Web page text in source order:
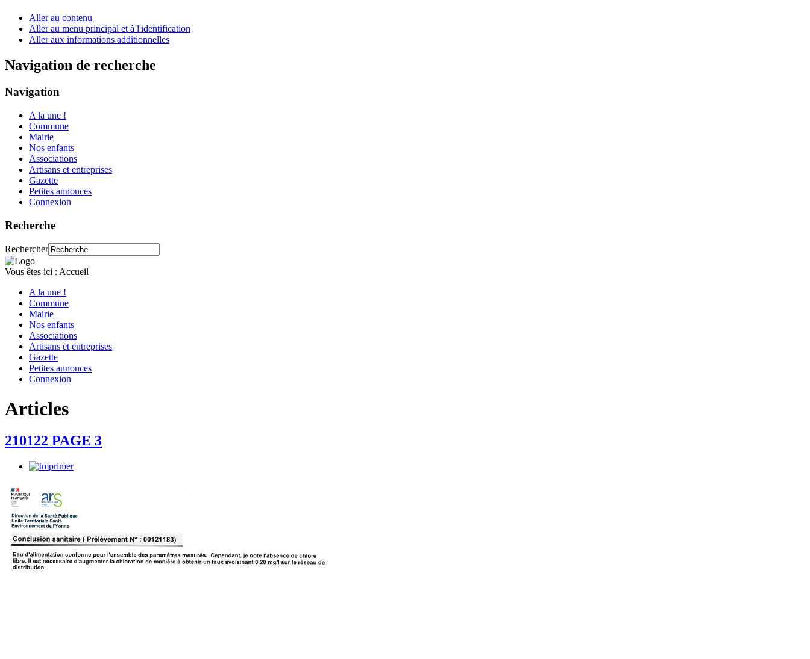
Aller au contenu
Aller au menu principal et à l'identification
Aller aux informations additionnelles
Navigation de recherche
Navigation
A la une !
Commune
Mairie
Nos enfants
Associations
Artisans et entreprises
Gazette
Petites annonces
Connexion
Recherche
Rechercher
Vous êtes ici : Accueil
A la une !
Commune
Mairie
Nos enfants
Associations
Artisans et entreprises
Gazette
Petites annonces
Connexion
Articles
210122 PAGE 3